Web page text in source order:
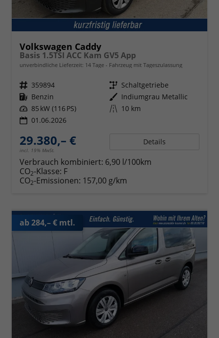
Volkswagen Caddy
Basis 1.5TSI ACC Kam GV5 App
unverbindliche Lieferzeit: 14 Tage Fahrzeug mit Tageszulassung
Fahrzeugnr. 359894 Getriebe Schaltgetriebe
Kraftstoff Benzin Außenfarbe Indiumgrau Metallic
Leistung 85 kW (116 PS) Kilometerstand 10 km
01.06.2026
29.380,– €
incl. 19% MwSt.
Details
Verbrauch kombiniert: 6,90 l/100km
CO2-Klasse: F
CO2-Emissionen: 157,00 g/km
ab 284,– € mtl.